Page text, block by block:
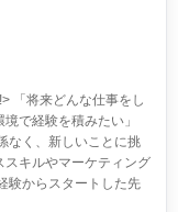
「将来どんな仕事をし
で経験を積みたい」
なく、新しいことに挑
キルやマーケティング
験からスタートした先